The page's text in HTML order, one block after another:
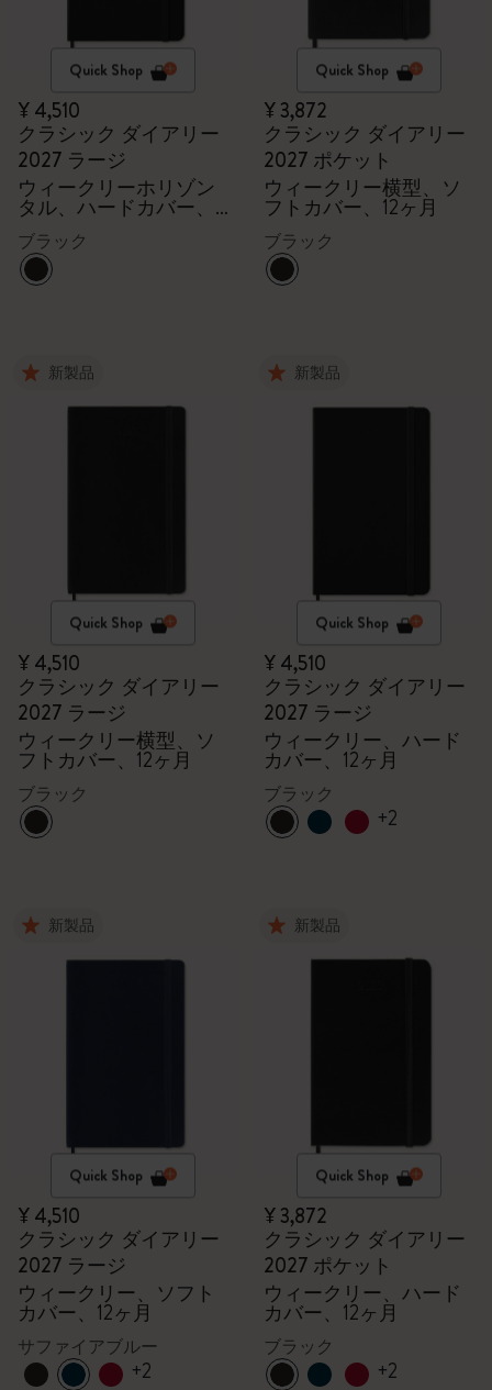
Quick Shop
¥ 4,510
クラシック ダイアリー
2027 ラージ
ウィークリーホリゾン
タル、ハードカバー、
12ヶ月
ブラック
Quick Shop
¥ 3,872
クラシック ダイアリー
2027 ポケット
ウィークリー横型、ソ
フトカバー、12ヶ月
ブラック
新製品
Quick Shop
¥ 4,510
クラシック ダイアリー
2027 ラージ
ウィークリー横型、ソ
フトカバー、12ヶ月
ブラック
新製品
Quick Shop
¥ 4,510
クラシック ダイアリー
2027 ラージ
ウィークリー、ハード
カバー、12ヶ月
ブラック
+2
新製品
Quick Shop
¥ 4,510
クラシック ダイアリー
2027 ラージ
ウィークリー、ソフト
カバー、12ヶ月
サファイアブルー
+2
新製品
Quick Shop
¥ 3,872
クラシック ダイアリー
2027 ポケット
ウィークリー、ハード
カバー、12ヶ月
ブラック
+2